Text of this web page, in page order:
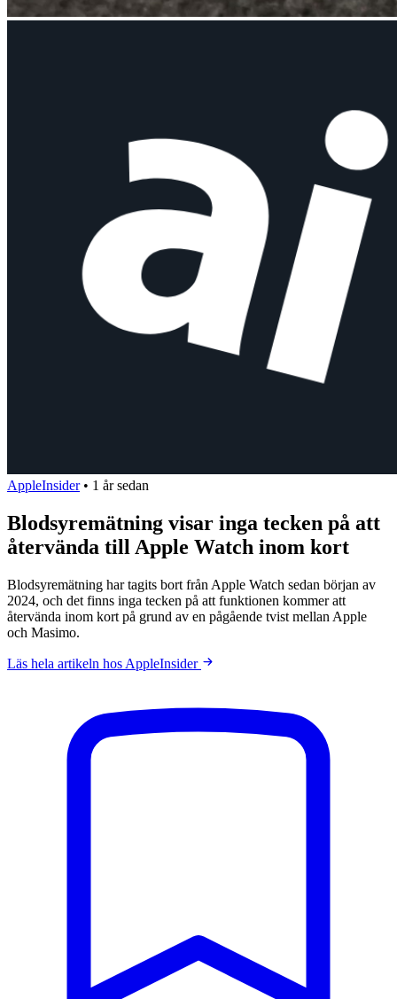
AppleInsider • 1 år sedan
Blodsyremätning visar inga tecken på att
återvända till Apple Watch inom kort
Blodsyremätning har tagits bort från Apple Watch sedan början av
2024, och det finns inga tecken på att funktionen kommer att
återvända inom kort på grund av en pågående tvist mellan Apple
och Masimo.
Läs hela artikeln hos AppleInsider